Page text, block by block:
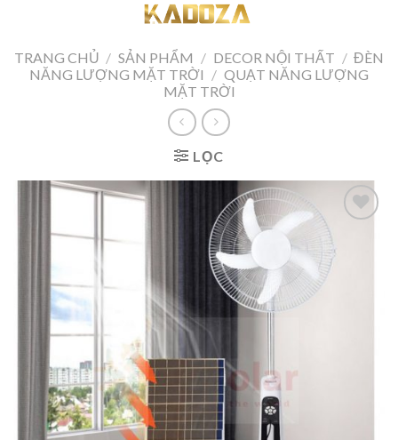
content
TRANG CHỦ / SẢN PHẨM / DECOR NỘI THẤT / ĐÈN
NĂNG LƯỢNG MẶT TRỜI / QUẠT NĂNG LƯỢNG
MẶT TRỜI
LỌC